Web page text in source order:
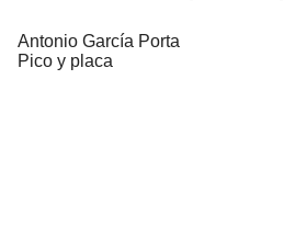
Antonio García Porta
Pico y placa